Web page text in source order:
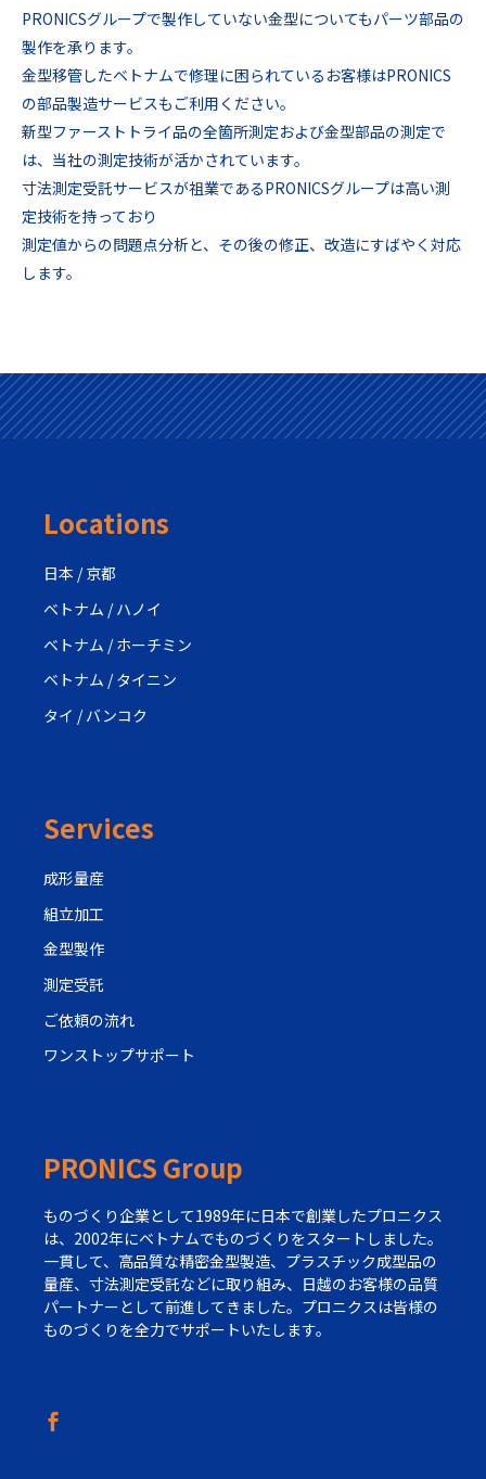
PRONICSグループで製作していない金型についてもパーツ部品の
製作を承ります。
金型移管したベトナムで修理に困られているお客様はPRONICS
の部品製造サービスもご利用ください。
新型ファーストトライ品の全箇所測定および金型部品の測定で
は、当社の測定技術が活かされています。
寸法測定受託サービスが祖業であるPRONICSグループは高い測
定技術を持っており
測定値からの問題点分析と、その後の修正、改造にすばやく対応
します。
Locations
日本 / 京都
ベトナム / ハノイ
ベトナム / ホーチミン
ベトナム / タイニン
タイ / バンコク
Services
成形量産
組立加工
金型製作
測定受託
ご依頼の流れ
ワンストップサポート
PRONICS Group
ものづくり企業として1989年に日本で創業したプロニクス
は、2002年にベトナムでものづくりをスタートしました。
一貫して、高品質な精密金型製造、プラスチック成型品の
量産、寸法測定受託などに取り組み、日越のお客様の品質
パートナーとして前進してきました。プロニクスは皆様の
ものづくりを全力でサポートいたします。